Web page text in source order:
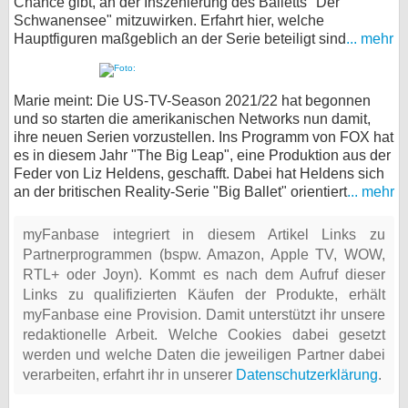
Schwanensee" mitzuwirken. Erfahrt hier, welche
Hauptfiguren maßgeblich an der Serie beteiligt sind... mehr
Marie meint: Die US-TV-Season 2021/22 hat begonnen
und so starten die amerikanischen Networks nun damit,
ihre neuen Serien vorzustellen. Ins Programm von FOX hat
es in diesem Jahr "The Big Leap", eine Produktion aus der
Feder von Liz Heldens, geschafft. Dabei hat Heldens sich
an der britischen Reality-Serie "Big Ballet" orientiert... mehr
myFanbase integriert in diesem Artikel Links zu
Partnerprogrammen (bspw. Amazon, Apple TV, WOW,
RTL+ oder Joyn). Kommt es nach dem Aufruf dieser
Links zu qualifizierten Käufen der Produkte, erhält
myFanbase eine Provision. Damit unterstützt ihr unsere
redaktionelle Arbeit. Welche Cookies dabei gesetzt
werden und welche Daten die jeweiligen Partner dabei
verarbeiten, erfahrt ihr in unserer Datenschutzerklärung.